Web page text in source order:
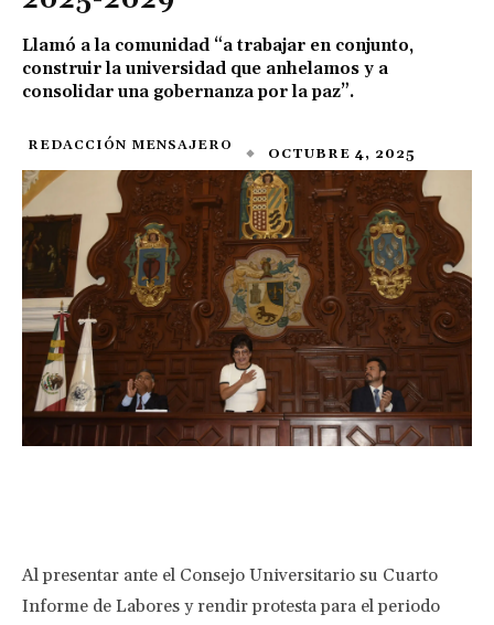
Llamó a la comunidad “a trabajar en conjunto,
construir la universidad que anhelamos y a
consolidar una gobernanza por la paz”.
REDACCIÓN MENSAJERO OCTUBRE 4, 2025
Al presentar ante el Consejo Universitario su Cuarto
Informe de Labores y rendir protesta para el periodo